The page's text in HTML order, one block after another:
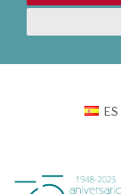
ES